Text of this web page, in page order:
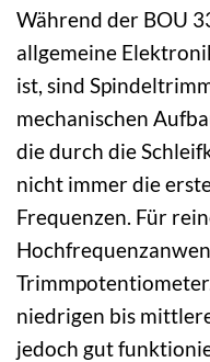
Während der BOU
allgemeine
ist, sind
mechanischen
die durch die
nicht immer die
Frequenzen. Für
niedrigen bis
jedoch gut